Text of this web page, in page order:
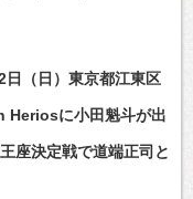
（日）東京都江東区
Heriosに小田魁斗が出
座決定戦で道端正司と